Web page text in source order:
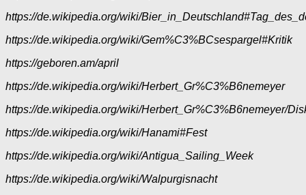
https://de.wikipedia.org/wiki/
https://de.wikipedia.org/wiki/Gem%C3%BCsespargel#Kritik
https://geboren.am/april
https://de.wikipedia.org/wiki/Herbert_Gr%C3%B6nemeyer
https://de.wikipedia.org/wiki/Herbert_Gr%C3%B6nemeyer/
https://de.wikipedia.org/wiki/Hanami#Fest
https://de.wikipedia.org/wiki/Antigua_Sailing_Week
https://de.wikipedia.org/wiki/Walpurgisnacht